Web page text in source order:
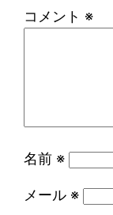
コメント ※
名前 ※
メール ※